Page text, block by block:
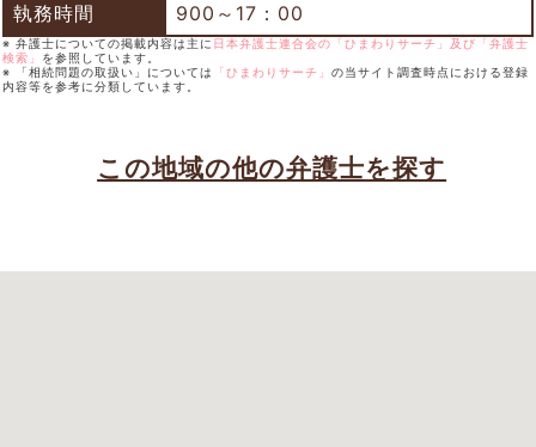
執務時間
900～17：00
※ 弁護士についての掲載内容は主に 日本弁護士連合会の「ひまわりサーチ」及び「弁護士
検索」 を参照しています。
※ 「相続問題の取扱い」については
「ひまわりサーチ」 の当サイト調査時点における登録
内容等を参考に分類しています。
この地域の他の弁護士を探す